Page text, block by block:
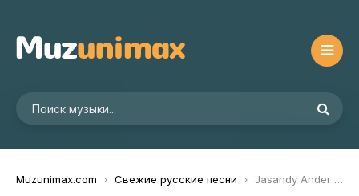
Muzunimax.com Свежие русские песни Jasandy Ander - Жалын кешкен